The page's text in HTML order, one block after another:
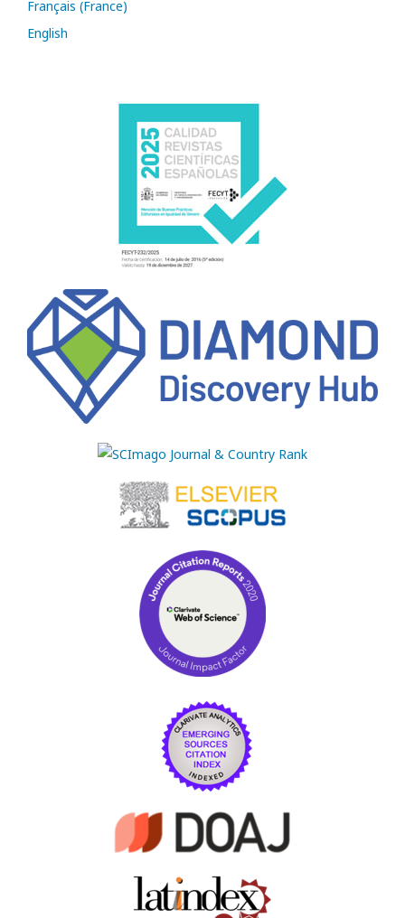
Français (France)
English